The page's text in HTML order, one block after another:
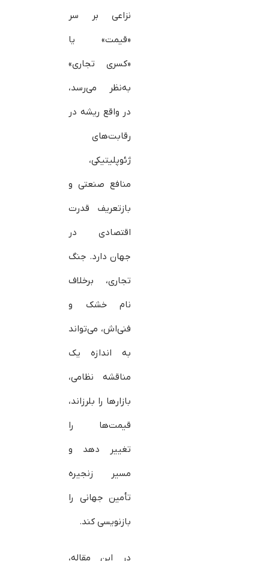
نزاعی بر سر
«قیمت» یا
«کسری تجاری»
به‌نظر می‌رسد،
در واقع ریشه در
رقابت‌های
ژئوپلیتیکی،
منافع صنعتی و
بازتعریف قدرت
اقتصادی در
جهان دارد. جنگ
تجاری، برخلاف
نام خشک و
فنی‌اش، می‌تواند
به اندازه یک
مناقشه نظامی،
بازارها را بلرزاند،
قیمت‌ها را
تغییر دهد و
مسیر زنجیره
تأمین جهانی را
بازنویسی کند.
در این مقاله،